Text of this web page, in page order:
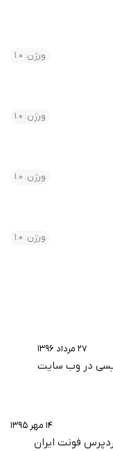
ورژن: 1.0
ورژن: 1.0
ورژن: 1.0
ورژن: 1.0
۲۷ مرداد ۱۳۹۶
در وب‌ سایت
۱۴ مهر ۱۳۹۵
فونت ایران